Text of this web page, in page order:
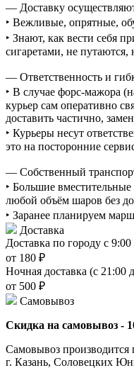
— Доставку
‣ Вежливые, опрятные,
‣ Знают, как вести себя
сигаретами, не путаются,
— Ответственность и
‣ В случае форс-мажора
курьер сам оперативно
доставить частично,
‣ Курьеры несут
это на посторонние
— Собственный
‣ Большие
любой объём шаров без
‣ Заранее планируем
Доставка
Доставка по городу с
от 180 ₽
Ночная доставка (с 21:00
от 500 ₽
Самовывоз
Скидка на самовывоз -
Самовывоз производится
г. Казань, Соловецких